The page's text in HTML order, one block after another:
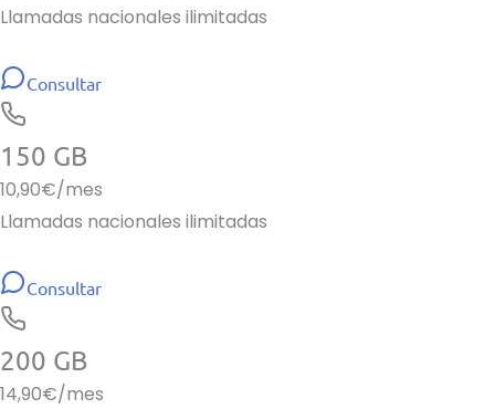
Llamadas nacionales ilimitadas
Consultar
150 GB
10,90€/mes
Llamadas nacionales ilimitadas
Consultar
200 GB
14,90€/mes